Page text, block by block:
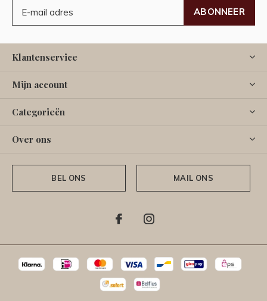
ABONNEER
Klantenservice
Mijn account
Categorieën
Over ons
BEL ONS MAIL ONS